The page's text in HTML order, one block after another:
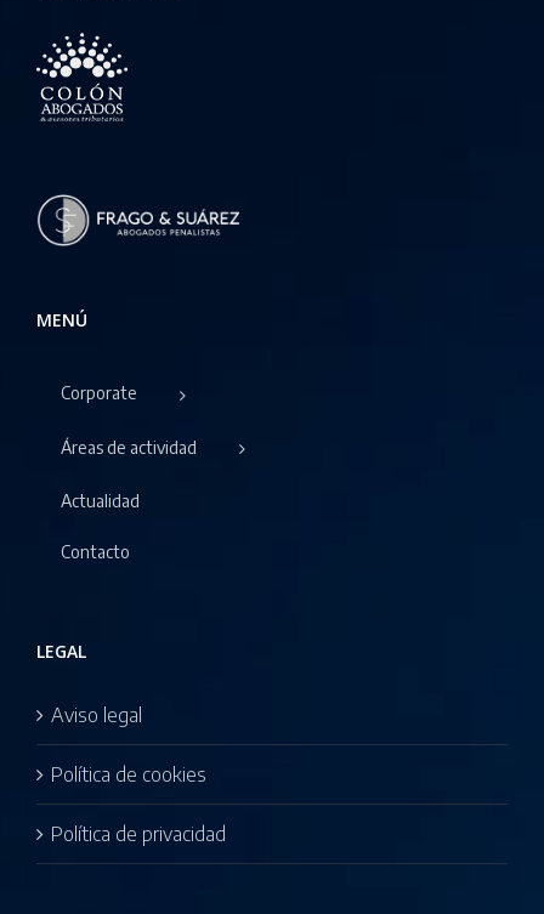
MENÚ
Corporate
Áreas de actividad
Actualidad
Contacto
LEGAL
Aviso legal
Política de cookies
Política de privacidad